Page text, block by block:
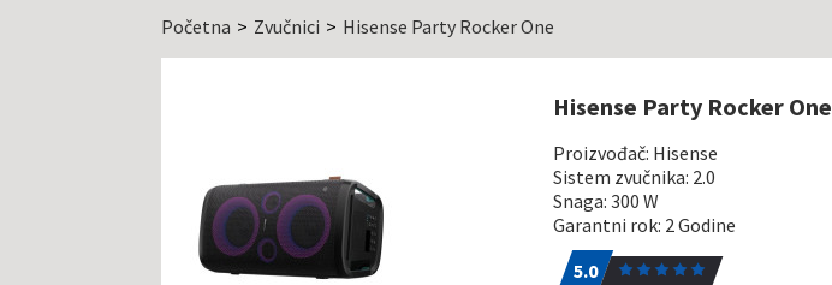
Početna Zvučnici Hisense Party Rocker One
Hisense Party Rocker One
Proizvođač: Hisense
Sistem zvučnika: 2.0
Snaga: 300 W
Garantni rok: 2 Godine
5.01
5.0